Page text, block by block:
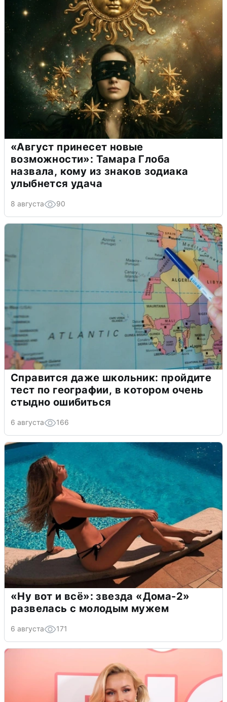
«Август принесет новые
возможности»: Тамара Глоба
назвала, кому из знаков зодиака
улыбнется удача
8 августа 90
Справится даже школьник: пройдите
тест по географии, в котором очень
стыдно ошибиться
6 августа 166
«Ну вот и всё»: звезда «Дома-2»
развелась с молодым мужем
6 августа 171